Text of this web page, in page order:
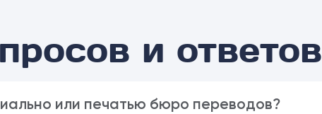
и ответов
или печатью бюро переводов?